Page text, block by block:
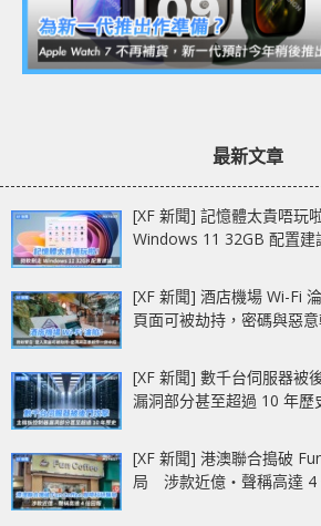
最新文章
[XF 新聞] 記憶體太貴唔
Windows 11 32GB 配置建
[XF 新聞] 酒店機場 Wi-Fi
頁面可被劫持，密碼與惡
[XF 新聞] 數千台伺服器
漏洞部分甚至超過 10 年歷
[XF 新聞] 港澳聯合搗破
局 涉款近億‧聲稱高達 4